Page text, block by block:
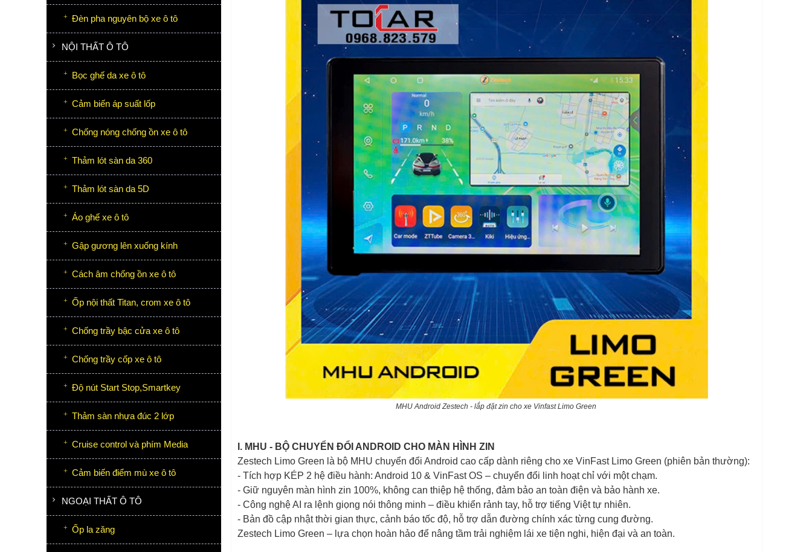
MHU Android Zestech - lắp đặt zin cho xe Vinfast Limo Green
I. MHU - BỘ CHUYỂN ĐỔI ANDROID CHO MÀN HÌNH ZIN
Zestech Limo Green là bộ MHU chuyển đổi Android cao cấp dành riêng cho xe VinFast Limo Green (phiên bản thường):
- Tích hợp KÉP 2 hệ điều hành: Android 10 & VinFast OS – chuyển đổi linh hoạt chỉ với một chạm.
- Giữ nguyên màn hình zin 100%, không can thiệp hệ thống, đảm bảo an toàn điện và bảo hành xe.
- Công nghệ AI ra lệnh giọng nói thông minh – điều khiển rảnh tay, hỗ trợ tiếng Việt tự nhiên.
- Bản đồ cập nhật thời gian thực, cảnh báo tốc độ, hỗ trợ dẫn đường chính xác từng cung đường.
Zestech Limo Green – lựa chọn hoàn hảo để nâng tầm trải nghiệm lái xe tiện nghi, hiện đại và an toàn.
Đèn pha nguyên bộ xe ô tô
NỘI THẤT Ô TÔ
Bọc ghế da xe ô tô
Cảm biến áp suất lốp
Chống nóng chống ồn xe ô tô
Thảm lót sàn da 360
Thảm lót sàn da 5D
Áo ghế xe ô tô
Gập gương lên xuống kính
Cách âm chống ồn xe ô tô
Ốp nội thất Titan, crom xe ô tô
Chống trầy bậc cửa xe ô tô
Chống trầy cốp xe ô tô
Độ nút Start Stop,Smartkey
Thảm sàn nhựa đúc 2 lớp
Cruise control và phím Media
Cảm biến điểm mù xe ô tô
NGOẠI THẤT Ô TÔ
Ốp la zăng